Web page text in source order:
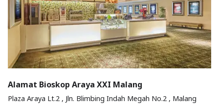
Alamat Bioskop Araya XXI Malang
Plaza Araya Lt.2 , Jln. Blimbing Indah Megah No.2 , Malang